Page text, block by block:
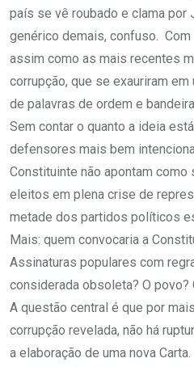
país se vê roubado e clama por
genérico demais, confuso.
assim como as mais recentes
corrupção, que se exauriram
de palavras de ordem e
Sem contar o quanto a ideia
defensores mais bem
Constituinte não apontam
eleitos em plena crise de
metade dos partidos políticos
Mais: quem convocaria a
Assinaturas populares com
considerada obsoleta? O povo?
A questão central é que por
corrupção revelada, não há
a elaboração de uma nova